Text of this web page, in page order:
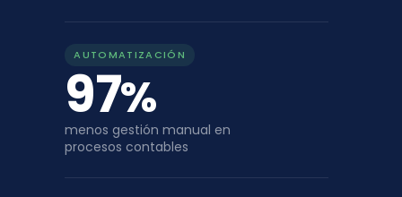
AUTOMATIZACIÓN
97%
menos gestión manual en
procesos contables